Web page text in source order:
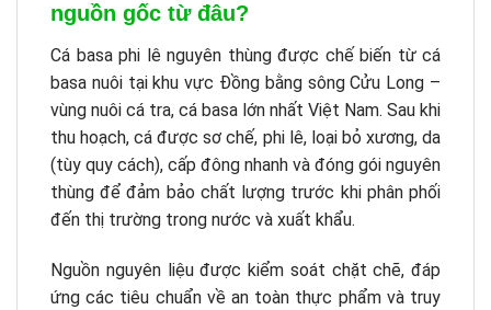
nguồn gốc từ đâu?
Cá basa phi lê nguyên thùng được chế biến từ cá
basa nuôi tại khu vực Đồng bằng sông Cửu Long –
vùng nuôi cá tra, cá basa lớn nhất Việt Nam. Sau khi
thu hoạch, cá được sơ chế, phi lê, loại bỏ xương, da
(tùy quy cách), cấp đông nhanh và đóng gói nguyên
thùng để đảm bảo chất lượng trước khi phân phối
đến thị trường trong nước và xuất khẩu.
Nguồn nguyên liệu được kiểm soát chặt chẽ, đáp
ứng các tiêu chuẩn về an toàn thực phẩm và truy